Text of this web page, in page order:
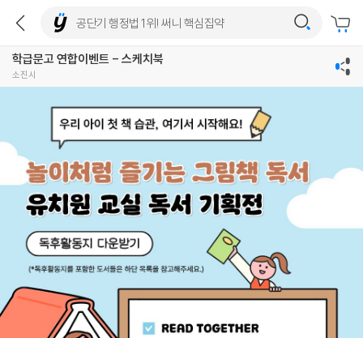
학급문고 연합이벤트 - 스케치북
소진시